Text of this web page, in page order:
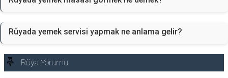
Rüyada yemek servisi yapmak ne anlama gelir?
Rüya Yorumu